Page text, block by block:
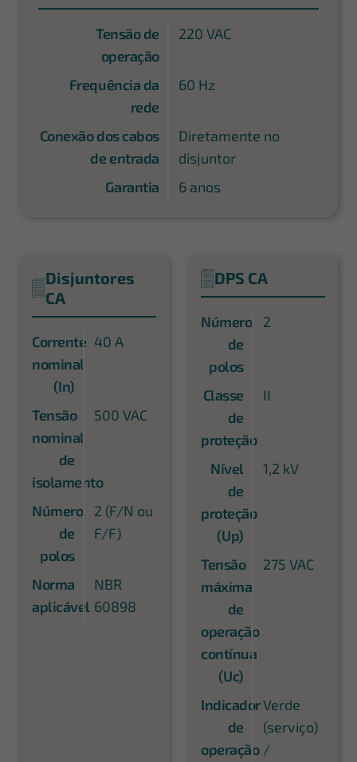
Tensão de
operação
220 VAC
Frequência da
rede
60 Hz
Conexão dos cabos
de entrada
Diretamente no
disjuntor
Garantia
6 anos
Disjuntores
CA
Corrente
nominal
(In)
40 A
Tensão
nominal
de
isolamento
500 VAC
Número
de
polos
2 (F/N ou
F/F)
Norma
aplicável
NBR
60898
DPS CA
Número
de
polos
2
Classe
de
proteção
II
Nível
de
proteção
(Up)
1,2 kV
Tensão
máxima
de
operação
contínua
(Uc)
275 VAC
Indicador
de
operação
Verde
(serviço)
/